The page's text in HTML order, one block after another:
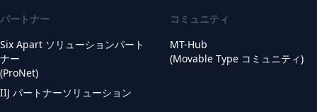
パートナー
Six Apart ソリューションパート
ナー
(ProNet)
IIJ パートナーソリューション
コミュニティ
MT-Hub
(Movable Type コミュニティ)